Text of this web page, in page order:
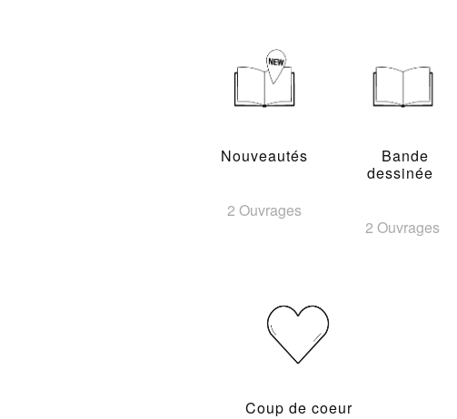
Nouveautés
2 Ouvrages
Bande
dessinée
2 Ouvrages
Coup de coeur